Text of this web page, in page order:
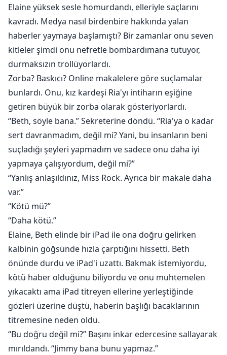
Kesinlikle ben değil."
Elaine yüksek sesle homurdandı, elleriyle saçlarını
kavradı. Medya nasıl birdenbire hakkında yalan
haberler yaymaya başlamıştı? Bir zamanlar onu seven
kitleler şimdi onu nefretle bombardımana tutuyor,
durmaksızın trollüyorlardı.
Zorba? Baskıcı? Online makalelere göre suçlamalar
bunlardı. Onu, kız kardeşi Ria'yı intiharın eşiğine
getiren büyük bir zorba olarak gösteriyorlardı.
“Beth, söyle bana.” Sekreterine döndü. “Ria'ya o kadar
sert davranmadım, değil mi? Yani, bu insanların beni
suçladığı şeyleri yapmadım ve sadece onu daha iyi
yapmaya çalışıyordum, değil mi?”
“Yanlış anlaşıldınız, Miss Rock. Ayrıca bir makale daha
var.”
“Kötü mü?”
“Daha kötü.”
Elaine, Beth elinde bir iPad ile ona doğru gelirken
kalbinin göğsünde hızla çarptığını hissetti. Beth
önünde durdu ve iPad'i uzattı. Bakmak istemiyordu,
kötü haber olduğunu biliyordu ve onu muhtemelen
yıkacaktı ama iPad titreyen ellerine yerleştiğinde
gözleri üzerine düştü, haberin başlığı bacaklarının
titremesine neden oldu.
“Bu doğru değil mi?” Başını inkar edercesine sallayarak
mırıldandı. “Jimmy bana bunu yapmaz.”